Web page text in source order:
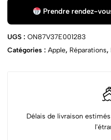
Prendre rendez-
UGS : ON87V37E001283
Catégories : Apple, Réparations,
Délais de livraison